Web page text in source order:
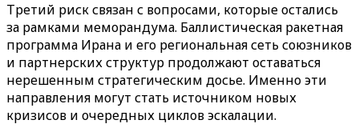
Третий риск связан с вопросами, которые остались
за рамками меморандума. Баллистическая ракетная
программа Ирана и его региональная сеть союзников
и партнерских структур продолжают оставаться
нерешенным стратегическим досье. Именно эти
направления могут стать источником новых
кризисов и очередных циклов эскалации.